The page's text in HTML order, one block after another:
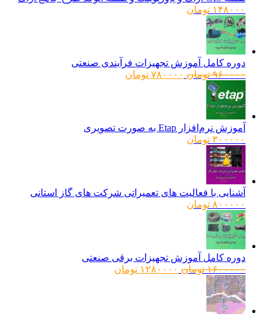
۱۴۸۰۰۰ تومان
دوره کامل آموزش تجهیزات فرآیندی صنعتی
۹۶۰۰۰۰ تومانقیمت
۷۸۰۰۰۰ تومانقیمت
آموزش نرم‌افزار Etap به صورت تصویری
۳۰۰۰۰۰ تومان
آشنایی با فعالیت های تعمیراتی شرکت های گاز استانی
۸۰۰۰۰۰ تومان
دوره کامل آموزش تجهیزات برقی صنعتی
۱۶۰۰۰۰۰ تومانقیمت
۱۲۸۰۰۰۰ تومانقیمت